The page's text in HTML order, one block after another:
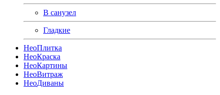
В санузел
Гладкие
НеоПлитка
НеоКраска
НеоКартины
НеоВитраж
НеоДиваны